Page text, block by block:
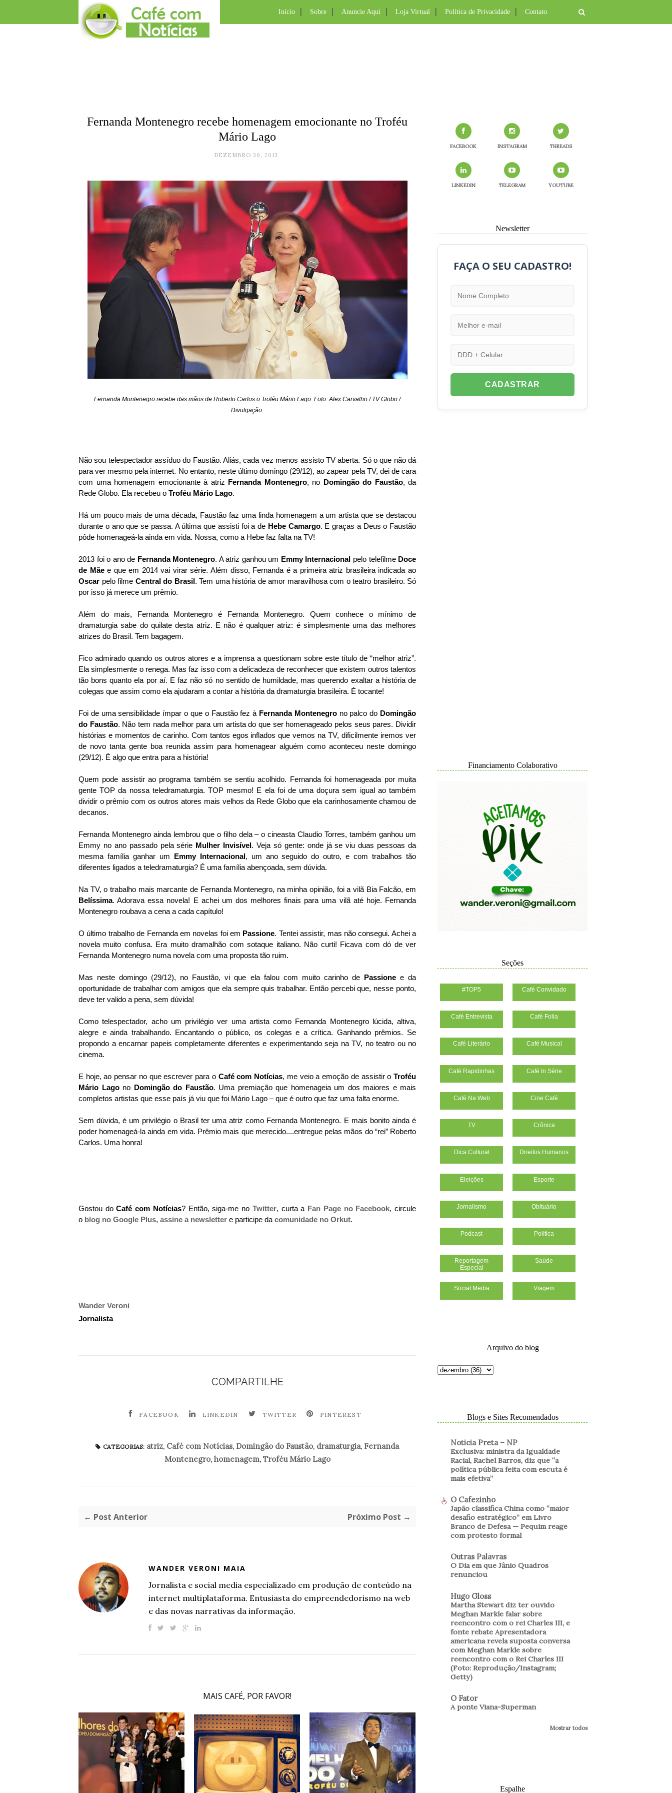
Início Sobre Anuncie Aqui Loja Virtual Política de Privacidade Contato
Fernanda Montenegro recebe homenagem emocionante no Troféu
Mário Lago
DEZEMBRO 30, 2013
Fernanda Montenegro recebe das mãos de Roberto Carlos o Troféu Mário Lago. Foto: Alex Carvalho / TV Globo /
Divulgação.
Não sou telespectador assíduo do Faustão. Aliás, cada vez menos assisto TV aberta. Só o que não dá
para ver mesmo pela internet. No entanto, neste último domingo (29/12), ao zapear pela TV, dei de cara
com uma homenagem emocionante à atriz Fernanda Montenegro, no Domingão do Faustão, da
Rede Globo. Ela recebeu o Troféu Mário Lago.
Há um pouco mais de uma década, Faustão faz uma linda homenagem a um artista que se destacou
durante o ano que se passa. A última que assisti foi a de Hebe Camargo. E graças a Deus o Faustão
pôde homenageá-la ainda em vida. Nossa, como a Hebe faz falta na TV!
2013 foi o ano de Fernanda Montenegro. A atriz ganhou um Emmy Internacional pelo telefilme Doce
de Mãee que em 2014 vai virar série. Além disso, Fernanda é a primeira atriz brasileira indicada ao
Oscar pelo filme Central do Brasil. Tem uma história de amor maravilhosa com o teatro brasileiro. Só
por isso já merece um prêmio.
Além do mais, Fernanda Montenegro é Fernanda Montenegro. Quem conhece o mínimo de
dramaturgia sabe do quilate desta atriz. E não é qualquer atriz: é simplesmente uma das melhores
atrizes do Brasil. Tem bagagem.
Fico admirado quando os outros atores e a imprensa a questionam sobre este título de “melhor atriz”.
Ela simplesmente o renega. Mas faz isso com a delicadeza de reconhecer que existem outros talentos
tão bons quanto ela por aí. E faz não só no sentido de humildade, mas querendo exaltar a história de
colegas que assim como ela ajudaram a contar a história da dramaturgia brasileira. É tocante!
Foi de uma sensibilidade ímpar o que o Faustão fez à Fernanda Montenegrono palco do Domingão
do Faustão. Não tem nada melhor para um artista do que ser homenageado pelos seus pares. Dividir
histórias e momentos de carinho. Com tantos egos inflados que vemos na TV, dificilmente iremos ver
de novo tanta gente boa reunida assim para homenagear alguém como aconteceu neste domingo
(29/12). É algo que entra para a história!
Quem pode assistir ao programa também se sentiu acolhido. Fernanda foi homenageada por muita
gente TOP da nossa teledramaturgia. TOP mesmo! E ela foi de uma doçura sem igual ao também
dividir o prêmio com os outros atores mais velhos da Rede Globo que ela carinhosamente chamou de
decanos.
Fernanda Montenegro ainda lembrou que o filho dela – o cineasta Claudio Torres, também ganhou um
Emmy no ano passado pela série Mulher Invisível. Veja só gente: onde já se viu duas pessoas da
mesma família ganhar um Emmy Internacional, um ano seguido do outro, e com trabalhos tão
diferentes ligados a teledramaturgia? É uma família abençoada, sem dúvida.
Na TV, o trabalho mais marcante de Fernanda Montenegro, na minha opinião, foi a vilã Bia Falcão, em
Belíssima. Adorava essa novela! E achei um dos melhores finais para uma vilã até hoje. Fernanda
Montenegro roubava a cena a cada capítulo!
O último trabalho de Fernanda em novelas foi em Passione. Tentei assistir, mas não consegui. Achei a
novela muito confusa. Era muito dramalhão com sotaque italiano. Não curti! Ficava com dó de ver
Fernanda Montenegro numa novela com uma proposta tão ruim.
Mas neste domingo (29/12), no Faustão, vi que ela falou com muito carinho de Passione e da
oportunidade de trabalhar com amigos que ela sempre quis trabalhar. Então percebi que, nesse ponto,
deve ter valido a pena, sem dúvida!
Como telespectador, acho um privilégio ver uma artista como Fernanda Montenegro lúcida, altiva,
alegre e ainda trabalhando. Encantando o público, os colegas e a crítica. Ganhando prêmios. Se
propondo a encarnar papeis completamente diferentes e experimentando seja na TV, no teatro ou no
cinema.
E hoje, ao pensar no que escrever para o Café com Notícias, me veio a emoção de assistir oTroféu
Mário Lagono Domingão do Faustão. Uma premiação que homenageia um dos maiores e mais
completos artistas que esse país já viu que foi Mário Lago – que é outro que faz uma falta enorme.
Sem dúvida, é um privilégio o Brasil ter uma atriz como Fernanda Montenegro. E mais bonito ainda é
poder homenageá-la ainda em vida. Prêmio mais que merecido....entregue pelas mãos do “rei” Roberto
Carlos. Uma honra!
Gostou doCafé com Notícias? Então, siga-me no Twitter, curta a Fan Page no Facebook, circule
o blog no Google Plus, assine a newsletter e participe da comunidade no Orkut.
Wander Veroni
Jornalista
COMPARTILHE
FACEBOOK LINKEDIN TWITTER PINTEREST
CATEGORIAS: atriz, Café com Notícias, Domingão do Faustão, dramaturgia, Fernanda
Montenegro, homenagem, Troféu Mário Lago
← Post Anterior Próximo Post →
WANDER VERONI MAIA
Jornalista e social media especializado em produção de conteúdo na
internet multiplataforma. Entusiasta do empreendedorismo na web
e das novas narrativas da informação.
MAIS CAFÉ, POR FAVOR!
FACEBOOK INSTAGRAM THREADS
LINKEDIN TELEGRAM YOUTUBE
Newsletter
FAÇA O SEU CADASTRO!
CADASTRAR
Financiamento Colaborativo
Seções
#TOP5 Café Convidado
Café Entrevista Café Folia
Café Literário Café Musical
Café Rapidinhas Café In Série
Café Na Web Cine Café
TV Crônica
Dica Cultural Direitos Humanos
Eleições Esporte
Jornalismo Obituário
Podcast Política
Reportagem
Especial
Saúde
Social Media Viagem
Arquivo do blog
Blogs e Sites Recomendados
Noticia Preta – NP
Exclusiva: ministra da Igualdade
Racial, Rachel Barros, diz que “a
política pública feita com escuta é
mais efetiva”
O Cafezinho
Japão classifica China como “maior
desafio estratégico” em Livro
Branco de Defesa — Pequim reage
com protesto formal
Outras Palavras
O Dia em que Jânio Quadros
renunciou
Hugo Gloss
Martha Stewart diz ter ouvido
Meghan Markle falar sobre
reencontro com o rei Charles III, e
fonte rebate Apresentadora
americana revela suposta conversa
com Meghan Markle sobre
reencontro com o Rei Charles III
(Foto: Reprodução/Instagram;
Getty)
O Fator
A ponte Viana-Superman
Mostrar todos
Espalhe